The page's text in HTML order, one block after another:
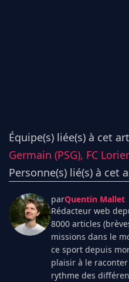
Équipe(s) liée(s) à cet
Germain (PSG), FC
Personne(s) lié(s) à cet
parQuentin Mallet
Rédacteur web
8000 articles
missions dans le
ce sport depuis
plaisir à le
rythme des